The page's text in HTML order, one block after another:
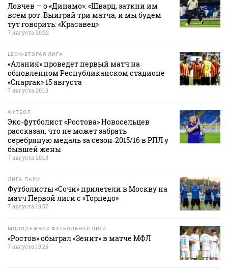
Ловчев — о «Динамо»: «Шварц, заткни им
всем рот. Выиграй три матча, и мы будем
тут говорить: «Красавец»
7 августа 20:22
LEON-ВТОРАЯ ЛИГА
«Алания» проведет первый матч на
обновленном Республиканском стадионе
«Спартак» 15 августа
7 августа 20:18
ФУТБОЛ
Экс‑футболист «Ростова» Новосельцев
рассказал, что не может забрать
серебряную медаль за сезон‑2015/16 в РПЛ у
бывшей жены
7 августа 20:13
ЛИГА ПАРИ
Футболисты «Сочи» прилетели в Москву на
матч Первой лиги с «Торпедо»
7 августа 19:57
МОЛОДЕЖНАЯ ФУТБОЛЬНАЯ ЛИГА
«Ростов» обыграл «Зенит» в матче МФЛ
7 августа 19:25